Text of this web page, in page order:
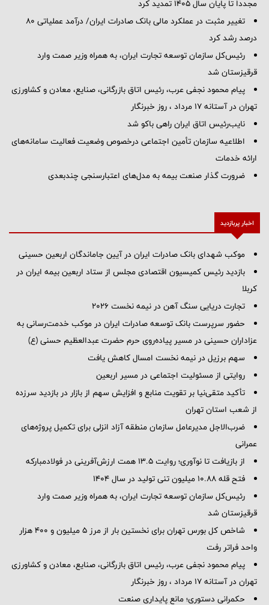
مجدداً تا پایان سال ۱۴۰۵ تمدید کرد
تغییر مثبت در عملکرد مالی بانک صادرات ایران/ درآمد عملیاتی 80
درصد رشد کرد
رئیس‌کل سازمان توسعه تجارت ایران، به همراه وزیر صمت وارد
قرقیزستان شد
پیام محمود نجفی عرب، رئیس اتاق بازرگانی، صنایع، معادن و کشاورزی
تهران در آستانه 17 مرداد ، روز خبرنگار
نایب‌رئیس اتاق ایران راهی باکو شد
اطلاعیه سازمان تأمین اجتماعی درخصوص وضعیت فعالیت سامانه‌های
ارائه خدمات
ضرورت گذار صنعت بیمه به مدل‌های اعتبارسنجی چندبعدی
اخبار پربازدید
موکب شهدای بانک صادرات ایران در آیین جاماندگان اربعین حسینی
بازدید رئیس کمیسیون اقتصادی مجلس از ستاد اربعین بیمه ایران در
کربلا
تجارت دریایی سنگ آهن در نیمه نخست ۲۰۲۶
حضور سرپرست بانک توسعه صادرات ایران در موکب خدمت‌رسانی به
عزاداران حسینی در مسیر پیاده‌روی حرم حضرت عبدالعظیم حسنی (ع)
سهم برزیل در نیمه نخست امسال کاهش یافت
روایتی از مسئولیت اجتماعی در مسیر اربعین
تأکید متقی‌نیا بر تقویت منابع و افزایش سهم از بازار در بازدید سرزده
از شعب استان تهران
ضرب‌الاجل مدیرعامل سازمان منطقه آزاد انزلی برای تكمیل پروژه‌های
عمرانی
از بازیافت تا نوآوری؛ روایت ۱۳.۵ همت ارزش‌آفرینی در فولادمبارکه
فتح قله ۱۰.۸۸ میلیون تنی تولید در سال ۱۴۰۴
رئیس‌کل سازمان توسعه تجارت ایران، به همراه وزیر صمت وارد
قرقیزستان شد
شاخص کل بورس تهران برای نخستین بار از مرز ۵ میلیون و ۴۰۰ هزار
واحد فراتر رفت
پیام محمود نجفی عرب، رئیس اتاق بازرگانی، صنایع، معادن و کشاورزی
تهران در آستانه 17 مرداد ، روز خبرنگار
حکمرانی دستوری؛ مانع پایداری صنعت